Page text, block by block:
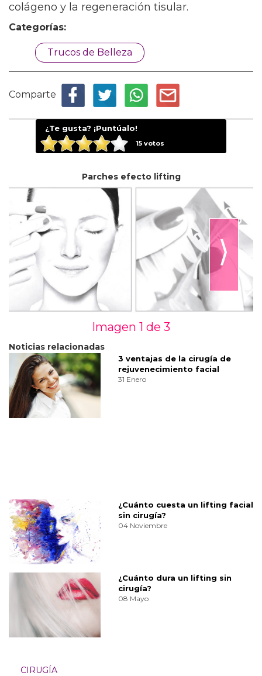
colágeno y la regeneración tisular.
Categorías:
Trucos de Belleza
Comparte
¿Te gusta? ¡Puntúalo!
15votos
Parches efecto lifting
⟩
Imagen 1 de 3
Noticias relacionadas
3 ventajas de la cirugía de
rejuvenecimiento facial
31 Enero
¿Cuánto cuesta un lifting facial
sin cirugía?
04 Noviembre
¿Cuánto dura un lifting sin
cirugía?
08 Mayo
CIRUGÍA